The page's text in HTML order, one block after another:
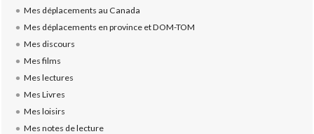
Mes déplacements au Canada
Mes déplacements en province et DOM-TOM
Mes discours
Mes films
Mes lectures
Mes Livres
Mes loisirs
Mes notes de lecture